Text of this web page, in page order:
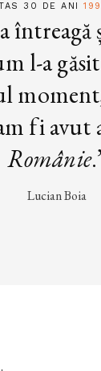
30 DE ANI
întreagă
l-a
fi avut
Românie
Lucian Boia